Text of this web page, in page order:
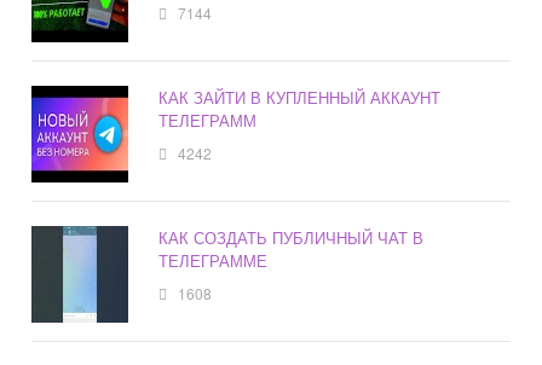
7144
КАК ЗАЙТИ В КУПЛЕННЫЙ АККАУНТ
ТЕЛЕГРАММ
4242
КАК СОЗДАТЬ ПУБЛИЧНЫЙ ЧАТ В
ТЕЛЕГРАММЕ
1608